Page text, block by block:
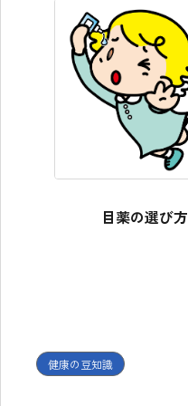
目薬の選び方
健康の豆知識